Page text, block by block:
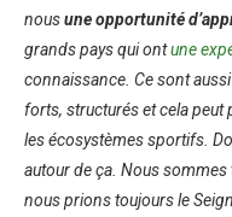
nousune opportunité
grands pays qui ontune
connaissance. Ce sont
forts, structurés et cela
les écosystèmes sportifs.
autour de ça. Nous
nous prions toujours le